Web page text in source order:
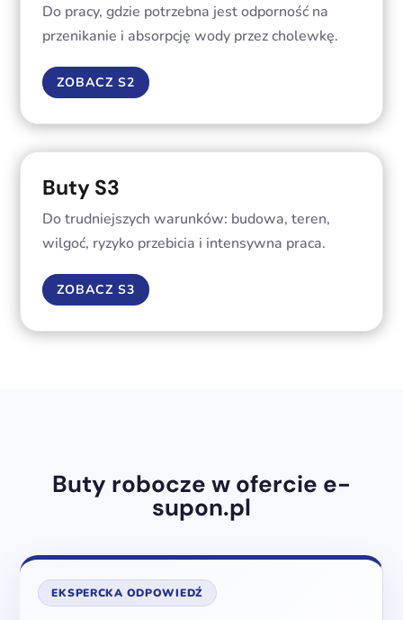
Do pracy, gdzie potrzebna jest odporność na
przenikanie i absorpcję wody przez cholewkę.
ZOBACZ S2
Buty S3
Do trudniejszych warunków: budowa, teren,
wilgoć, ryzyko przebicia i intensywna praca.
ZOBACZ S3
Buty robocze w ofercie e-
supon.pl
EKSPERCKA ODPOWIEDŹ